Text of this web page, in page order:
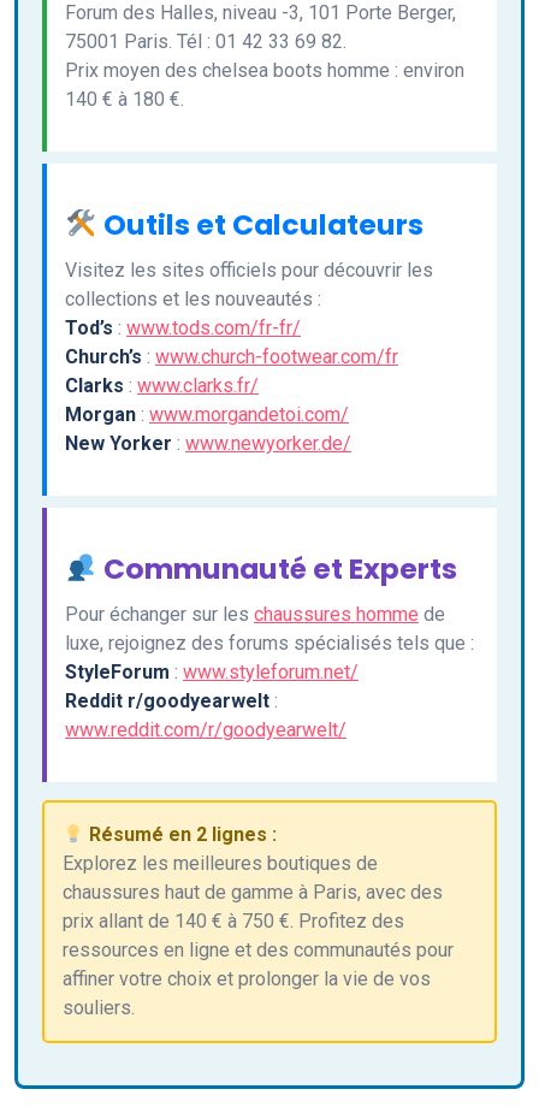
Forum des Halles, niveau -3, 101 Porte Berger,
75001 Paris. Tél : 01 42 33 69 82.
Prix moyen des chelsea boots homme : environ
140 € à 180 €.
Outils et Calculateurs
Visitez les sites officiels pour découvrir les
collections et les nouveautés :
Tod’s : www.tods.com/fr-fr/
Church’s : www.church-footwear.com/fr
Clarks : www.clarks.fr/
Morgan : www.morgandetoi.com/
New Yorker : www.newyorker.de/
Communauté et Experts
Pour échanger sur les chaussures homme de
luxe, rejoignez des forums spécialisés tels que :
StyleForum : www.styleforum.net/
Reddit r/goodyearwelt :
www.reddit.com/r/goodyearwelt/
Résumé en 2 lignes :
Explorez les meilleures boutiques de
chaussures haut de gamme à Paris, avec des
prix allant de 140 € à 750 €. Profitez des
ressources en ligne et des communautés pour
affiner votre choix et prolonger la vie de vos
souliers.